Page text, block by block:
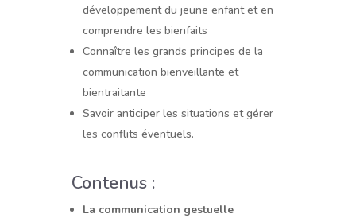
développement du jeune enfant et en
comprendre les bienfaits
Connaître les grands principes de la
communication bienveillante et
bientraitante
Savoir anticiper les situations et gérer
les conflits éventuels.
Contenus :
La communication gestuelle